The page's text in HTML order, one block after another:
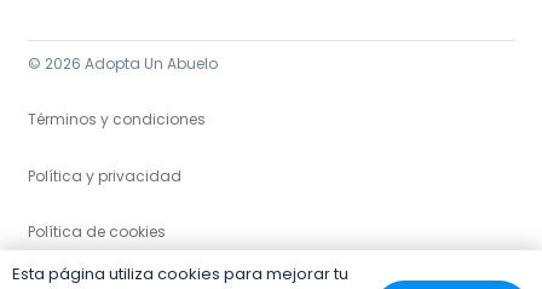
© 2026 Adopta Un Abuelo
Términos y condiciones
Política y privacidad
Política de cookies
Esta página utiliza cookies para mejorar tu